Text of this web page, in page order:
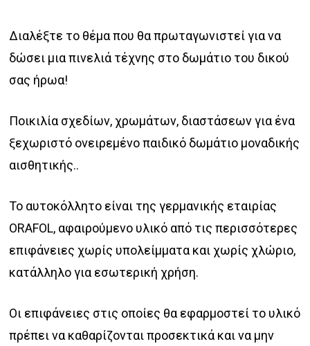
€24.00
through
€40.50
Διαλέξτε το θέμα που θα πρωταγωνιστεί για να
δώσει μια πινελιά τέχνης στο δωμάτιο του δικού
σας ήρωα!
Ποικιλία σχεδίων, χρωμάτων, διαστάσεων για ένα
ξεχωριστό ονειρεμένο παιδικό δωμάτιο μοναδικής
αισθητικής..
Το αυτοκόλλητο είναι της γερμανικής εταιρίας
ORAFOL, αφαιρούμενο υλικό από τις περισσότερες
επιφάνειες χωρίς υπολείμματα και χωρίς χλώριο,
κατάλληλο για εσωτερική χρήση.
Οι επιφάνειες στις οποίες θα εφαρμοστεί το υλικό
πρέπει να καθαρίζονται προσεκτικά και να μην